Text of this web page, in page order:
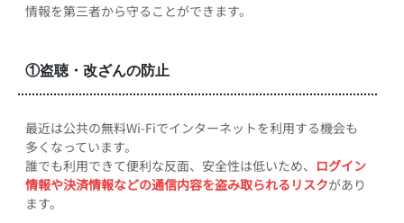
情報を第三者から守ることができます。
①盗聴・改ざんの防止
最近は公共の無料Wi-Fiでインターネットを利用する機会も
多くなっています。
誰でも利用できて便利な反面、安全性は低いため、 ログイン
情報や決済情報などの通信内容を盗み取られるリスクがあり
ます。